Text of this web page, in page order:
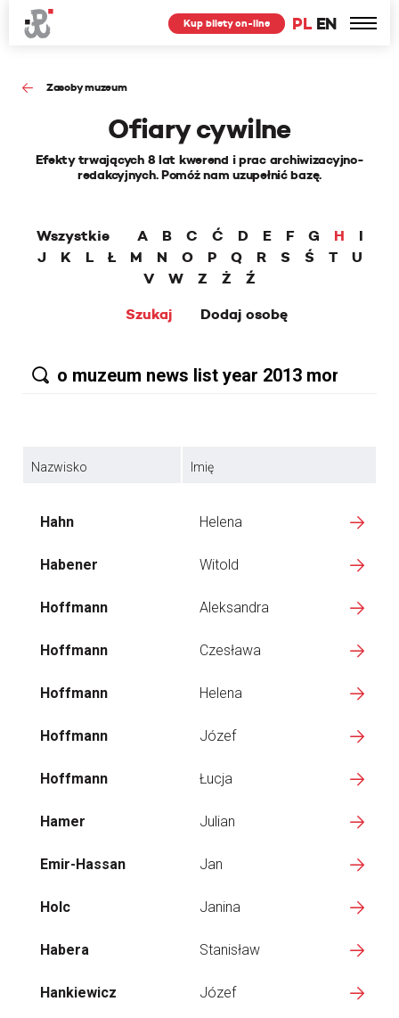
PL EN
Kup bilety on-line
Zasoby muzeum
Ofiary cywilne
Efekty trwających 8 lat kwerend i prac archiwizacyjno-
redakcyjnych. Pomóż nam uzupełnić bazę.
Wszystkie A B C Ć D E F G H
I
J
K L Ł M N O P Q R S Ś T
U
V
W Z Ż
Ź
Szukaj
Dodaj osobę
Nazwisko Imię
Hahn Helena
Habener Witold
Hoffmann Aleksandra
Hoffmann Czesława
Hoffmann Helena
Hoffmann Józef
Hoffmann Łucja
Hamer Julian
Emir-Hassan Jan
Holc Janina
Habera Stanisław
Hankiewicz Józef